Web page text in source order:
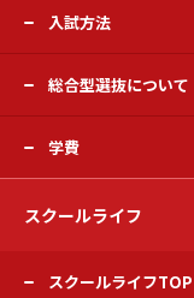
入試方法
総合型選抜について
学費
スクールライフ
スクールライフTOP